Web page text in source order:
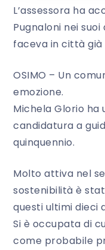
L’assessora ha
Pugnaloni nei
faceva in città
OSIMO – Un
emozione.
Michela Glorio ha
candidatura a
quinquennio.
Molto attiva nel
sostenibilità è
questi ultimi dieci
Si è occupata di
come probabile